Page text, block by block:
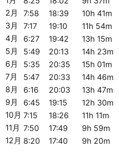
2月
7:58 18:39
10h 41m
3月
7:17 19:10
11h 54m
4月
6:27 19:42
13h 15m
5月
5:49 20:13
14h 23m
6月
5:35 20:35
15h 01m
7月
5:47 20:33
14h 46m
8月
6:16 20:03
13h 47m
9月
6:45 19:15
12h 30m
10月 7:15 18:26
11h 11m
11月 7:50 17:49
9h 59m
12月 8:20 17:40 9h 20m